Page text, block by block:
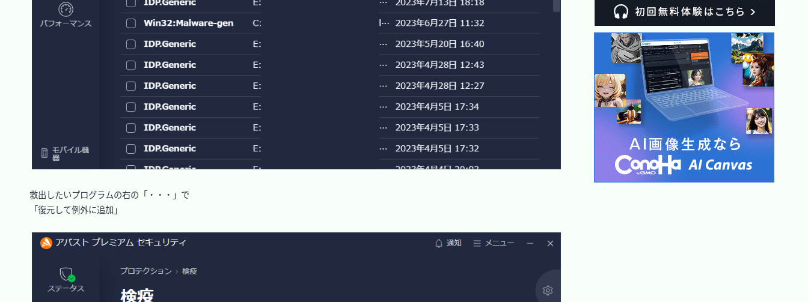
救出したいプログラムの右の「・・・」で
「復元して例外に追加」